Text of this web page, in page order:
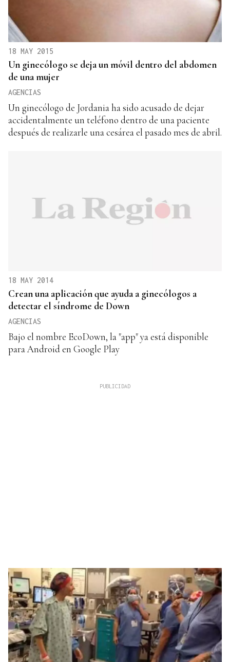
18 MAY 2015
Un ginecólogo se deja un móvil dentro del abdomen
de una mujer
AGENCIAS
Un ginecólogo de Jordania ha sido acusado de dejar
accidentalmente un teléfono dentro de una paciente
después de realizarle una cesárea el pasado mes de abril.
18 MAY 2014
Crean una aplicación que ayuda a ginecólogos a
detectar el síndrome de Down
AGENCIAS
Bajo el nombre EcoDown, la "app" ya está disponible
para Android en Google Play